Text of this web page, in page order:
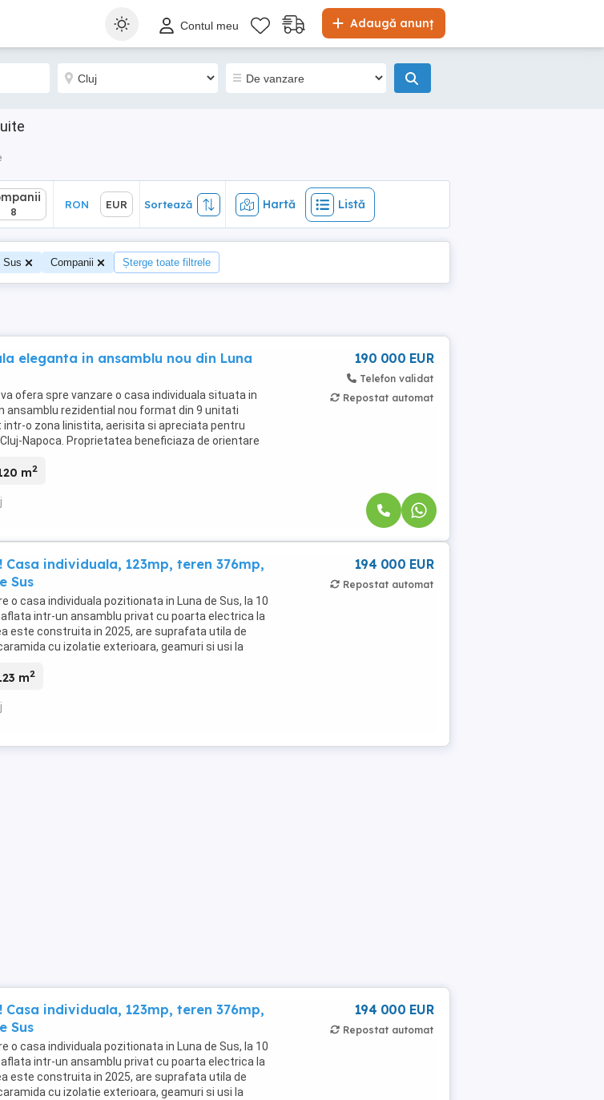
Adaugă anunț
Contul meu
EUR Sortează Hartă Listă
8
RON EUR Sortează Hartă Listă
Sus Companii Șterge toate filtrele
eleganta in ansamblu nou din Luna
ofera spre vanzare o casa individuala situata in
ansamblu rezidential nou format din 9 unitati
intr-o zona linistita, aerisita si apreciata pentru
Napoca. Proprietatea beneficiaza de orientare
m2
190 000 EUR
Telefon validat
Repostat automat
Casa individuala, 123mp, teren 376mp,
Sus
o casa individuala pozitionata in Luna de Sus, la 10
intr-un ansamblu privat cu poarta electrica la
este construita in 2025, are suprafata utila de
cu izolatie exterioara, geamuri si usi la
m2
194 000 EUR
Repostat automat
Casa individuala, 123mp, teren 376mp,
Sus
o casa individuala pozitionata in Luna de Sus, la 10
intr-un ansamblu privat cu poarta electrica la
este construita in 2025, are suprafata utila de
cu izolatie exterioara, geamuri si usi la
194 000 EUR
Repostat automat